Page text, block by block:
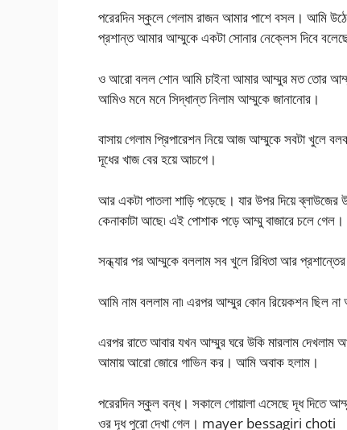
পরেরদিন স্কুলে গেলাম রাজন আমার পাশে বসল। আমি
প্রশান্ত আমার আম্মুকে একটা সোনার নেক্লেস দিবে
ও আরো বলল শোন আমি চাইনা আমার আম্মুর মত তোর আম্মুও
আমিও মনে মনে সিদ্ধান্ত নিলাম আম্মুকে জানানোর।
বাসায় গেলাম প্রিপারেশন নিয়ে আজ আম্মুকে সবটা খুলে
দূধের খাজ বের হয়ে আচগে।
আর একটা পাতলা শাড়ি পড়েছে। যার উপর দিয়ে ব্লাউজের
কেনাকাটা আছে৷ এই পোশাক পড়ে আম্মু বাজারে চলে
সন্ধ্যার পর আম্মুকে বললাম সব খুলে রিধিতা আর
আমি নাম বললাম না৷ এরপর আম্মুর কোন রিয়েকশন ছিল
এরপর রাতে আবার যখন আম্মুর ঘরে উকি মারলাম
আমায় আরো জোরে গাভিন কর। আমি অবাক হলাম।
পরেরদিন স্কুল বন্ধ। সকালে গোয়ালা এসেছে দূধ দিতে
ওর দূধ পুরো দেখা গেল। mayer bessagiri choti